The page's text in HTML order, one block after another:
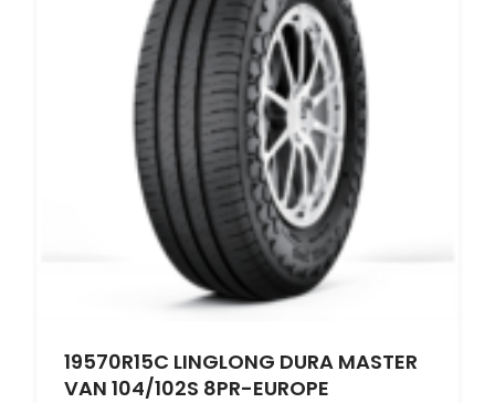
19570R15C LINGLONG DURA MASTER
VAN 104/102S 8PR-EUROPE